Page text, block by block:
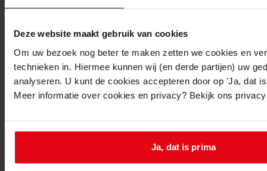
Deze website maakt gebruik van cookies
Om uw bezoek nog beter te maken zetten we cookies en
technieken in. Hiermee kunnen wij (en derde partijen) uw
analyseren. U kunt de cookies accepteren door op 'Ja, dat
Meer informatie over cookies en privacy? Bekijk ons
Ja, dat is prima
Printen
Inventaris
Het plaatsen van een aardgasregelkast, 1989
Datering: